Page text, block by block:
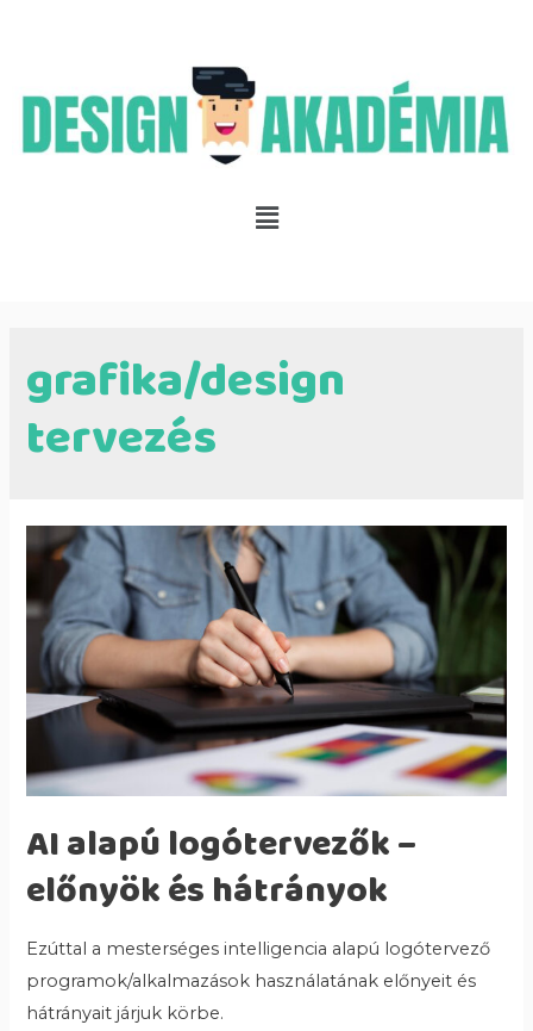
grafika/design
tervezés
AI alapú logótervezők –
előnyök és hátrányok
Ezúttal a mesterséges intelligencia alapú logótervező
programok/alkalmazások használatának előnyeit és
hátrányait járjuk körbe.